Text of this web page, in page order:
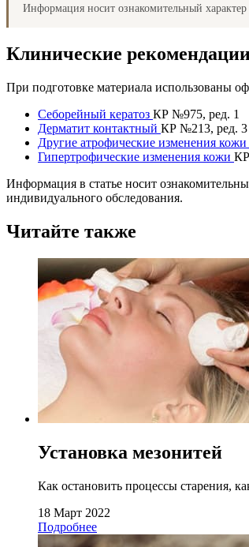
Информация носит ознакомительный
Клинические
При подготовке материала использованы
Себорейный кератоз КР №975, ред. 1
Дерматит контактный КР №213, ред. 3
Другие атрофические изменения кожи
Гипертрофические изменения кожи
Информация в статье носит
индивидуального обследования.
Читайте также
Установка мезонитей
Как остановить процессы старения,
18 Март 2022
Подробнее